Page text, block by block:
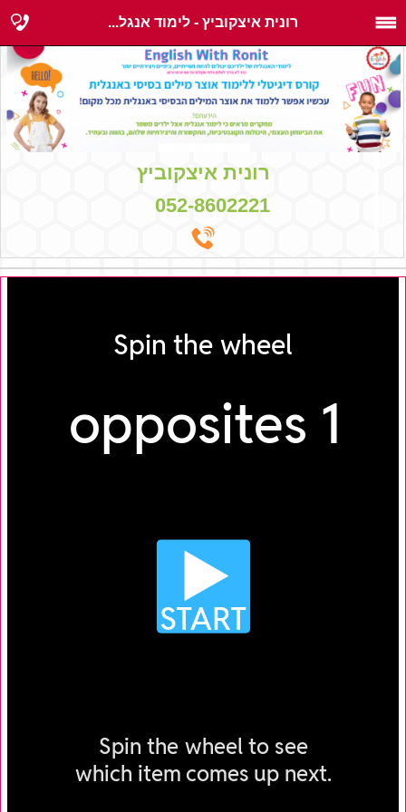
רונית איצקוביץ - לימוד אנגל...
רונית איצקוביץ
052-8602221